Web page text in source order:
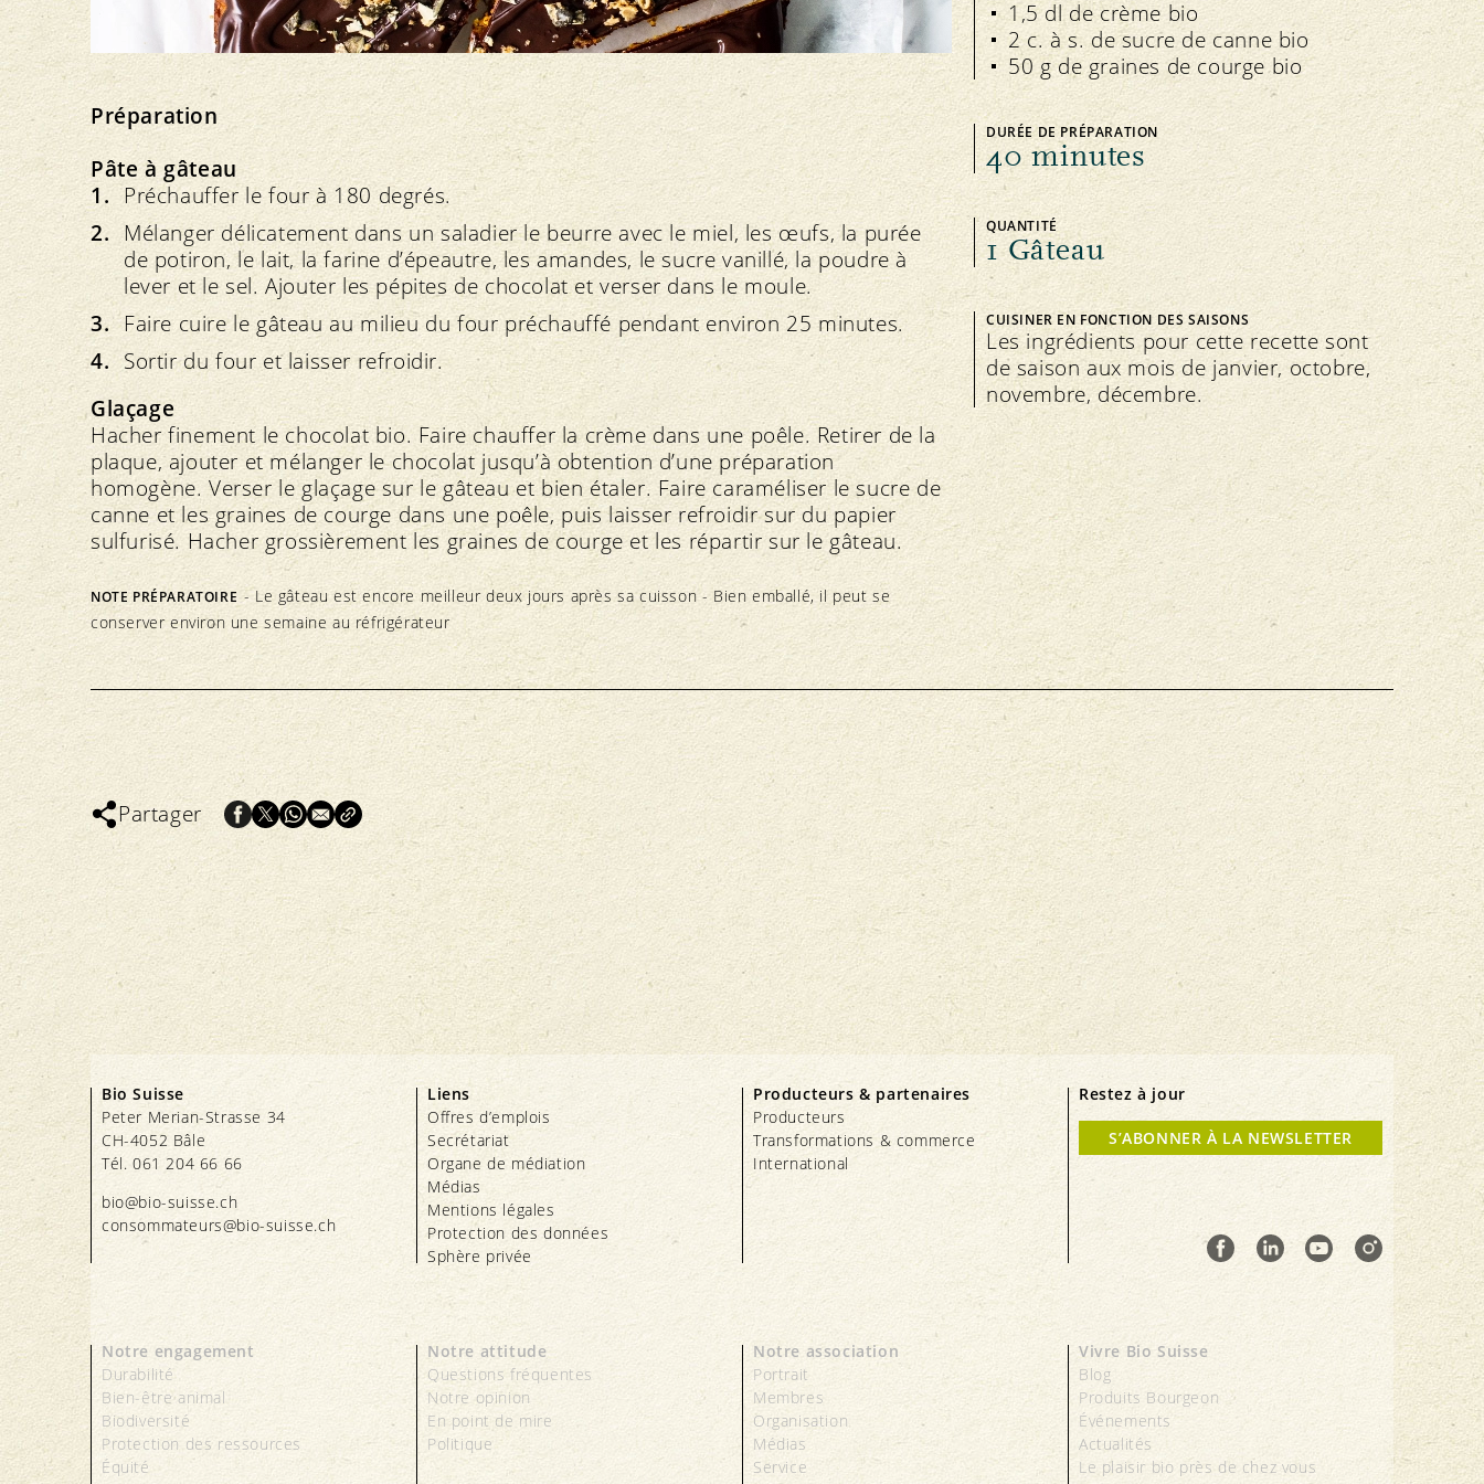
Préparation
Pâte à gâteau
Préchauffer le four à 180 degrés.
Mélanger délicatement dans un saladier le beurre avec le miel, les œufs, la purée
de potiron, le lait, la farine d’épeautre, les amandes, le sucre vanillé, la poudre à
lever et le sel. Ajouter les pépites de chocolat et verser dans le moule.
Faire cuire le gâteau au milieu du four préchauffé pendant environ 25 minutes.
Sortir du four et laisser refroidir.
Glaçage
Hacher finement le chocolat bio. Faire chauffer la crème dans une poêle. Retirer de la
plaque, ajouter et mélanger le chocolat jusqu’à obtention d’une préparation
homogène. Verser le glaçage sur le gâteau et bien étaler. Faire caraméliser le sucre de
canne et les graines de courge dans une poêle, puis laisser refroidir sur du papier
sulfurisé. Hacher grossièrement les graines de courge et les répartir sur le gâteau.
NOTE PRÉPARATOIRE - Le gâteau est encore meilleur deux jours après sa cuisson - Bien emballé, il peut se
conserver environ une semaine au réfrigérateur
1,5 dl de crème bio
2 c. à s. de sucre de canne bio
50 g de graines de courge bio
DURÉE DE PRÉPARATION
40 minutes
QUANTITÉ
1 Gâteau
CUISINER EN FONCTION DES SAISONS
Les ingrédients pour cette recette sont
de saison aux mois de janvier, octobre,
novembre, décembre.
Partager
Bio Suisse
Peter Merian-Strasse 34
CH-4052 Bâle
Tél. 061 204 66 66
bio@bio-suisse.ch
consommateurs@bio-suisse.ch
Liens
Offres d’emplois
Secrétariat
Organe de médiation
Médias
Mentions légales
Protection des données
Sphère privée
Producteurs & partenaires
Producteurs
Transformations & commerce
International
Restez à jour
S’ABONNER À LA NEWSLETTER
Notre engagement
Durabilité
Bien-être animal
Biodiversité
Protection des ressources
Équité
Notre attitude
Questions fréquentes
Notre opinion
En point de mire
Politique
Notre association
Portrait
Membres
Organisation
Médias
Service
Vivre Bio Suisse
Blog
Produits Bourgeon
Événements
Actualités
Le plaisir bio près de chez vous